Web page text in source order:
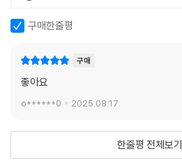
구매한줄평
구매
좋아요
o******0 2025.08.17.
한줄평 전체보기